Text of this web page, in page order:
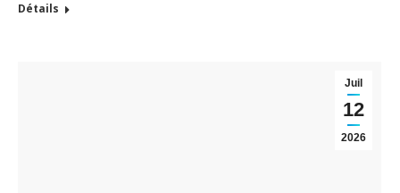
Détails
Juil
12
2026